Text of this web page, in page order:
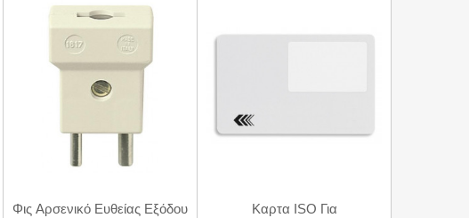
Φις Αρσενικό Ευθείας Εξόδου
Καρτα ISO Για